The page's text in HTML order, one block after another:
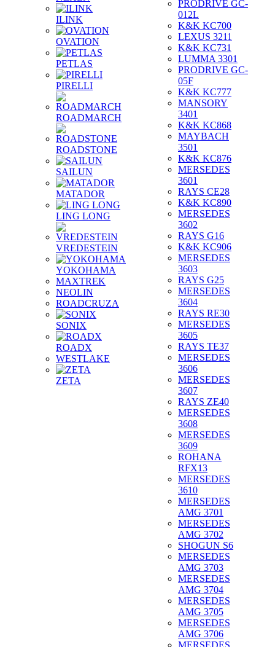
ILINK
OVATION
PETLAS
PIRELLI
ROADMARCH
ROADSTONE
SAILUN
MATADOR
LING LONG
VREDESTEIN
YOKOHAMA
MAXTREK
NEOLIN
ROADCRUZA
SONIX
ROADX
WESTLAKE
ZETA
PRODRIVE GC-
012L
K&K KC700
LEXUS 3211
K&K KC731
LUMMA 3301
PRODRIVE GC-
05F
K&K KC777
MANSORY
3401
K&K KC868
MAYBACH
3501
K&K KC876
MERSEDES
3601
RAYS CE28
K&K KC890
MERSEDES
3602
RAYS G16
K&K KC906
MERSEDES
3603
RAYS G25
MERSEDES
3604
RAYS RE30
MERSEDES
3605
RAYS TE37
MERSEDES
3606
MERSEDES
3607
RAYS ZE40
MERSEDES
3608
MERSEDES
3609
ROHANA
RFX13
MERSEDES
3610
MERSEDES
AMG 3701
MERSEDES
AMG 3702
SHOGUN S6
MERSEDES
AMG 3703
MERSEDES
AMG 3704
MERSEDES
AMG 3705
MERSEDES
AMG 3706
MERSEDES